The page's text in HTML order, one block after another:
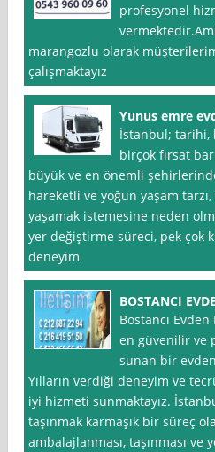
profesyonel
marangozlu olarak
çalışmaktayız
Yunus emre
İstanbul; tarihi,
birçok fırsat
büyük ve en önemli
hareketli ve yoğun yaşam
yaşamak istemesine neden
yer değiştirme süreci, pek çok
deneyim
BOSTANCI
Bostancı
en güvenilir ve
sunan bir
Yılların verdiği deneyim ve
iyi hizmeti sunmaktayız.
taşınmak karmaşık bir süreç
ambalajlanması, taşınması